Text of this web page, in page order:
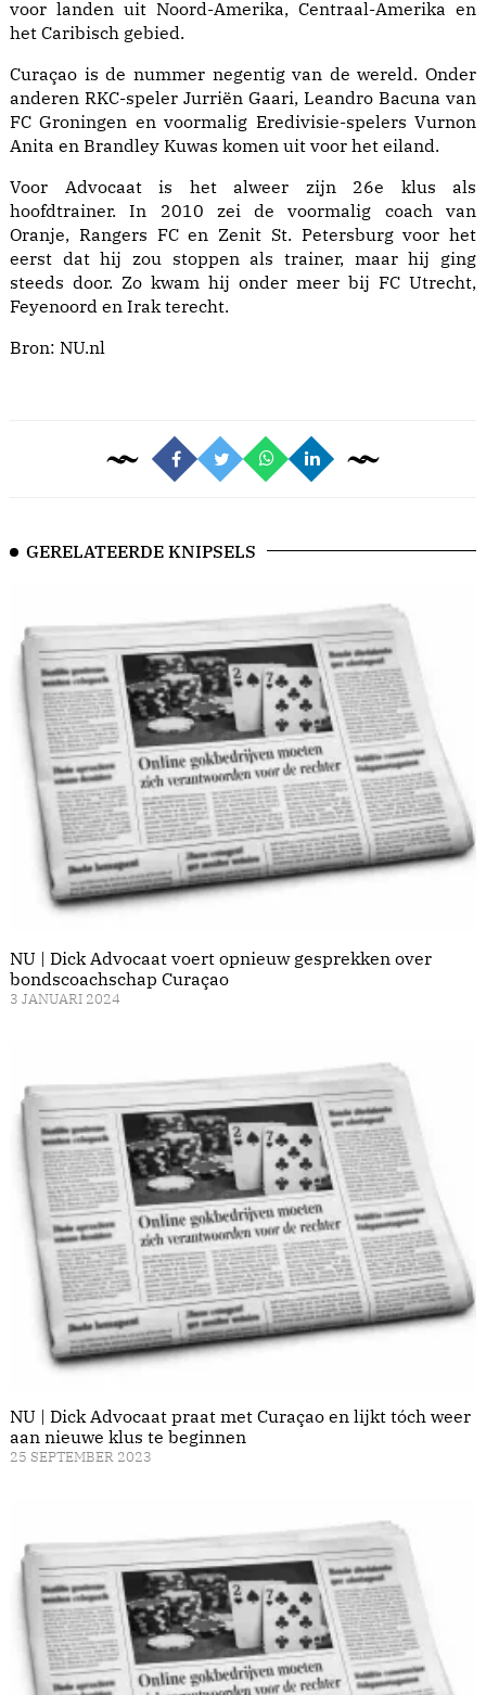
voor landen uit Noord-Amerika, Centraal-Amerika en
het Caribisch gebied.
Curaçao is de nummer negentig van de wereld. Onder
anderen RKC-speler Jurriën Gaari, Leandro Bacuna van
FC Groningen en voormalig Eredivisie-spelers Vurnon
Anita en Brandley Kuwas komen uit voor het eiland.
Voor Advocaat is het alweer zijn 26e klus als
hoofdtrainer. In 2010 zei de voormalig coach van
Oranje, Rangers FC en Zenit St. Petersburg voor het
eerst dat hij zou stoppen als trainer, maar hij ging
steeds door. Zo kwam hij onder meer bij FC Utrecht,
Feyenoord en Irak terecht.
Bron: NU.nl
GERELATEERDE KNIPSELS
NU | Dick Advocaat voert opnieuw gesprekken over
bondscoachschap Curaçao
3 JANUARI 2024
NU | Dick Advocaat praat met Curaçao en lijkt tóch weer
aan nieuwe klus te beginnen
25 SEPTEMBER 2023